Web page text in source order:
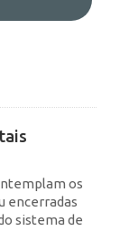
os
encerradas
sistema de